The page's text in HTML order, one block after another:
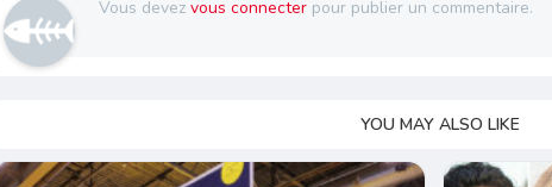
Vous devezvous connecter pour publier un commentaire.
YOU MAY ALSO LIKE